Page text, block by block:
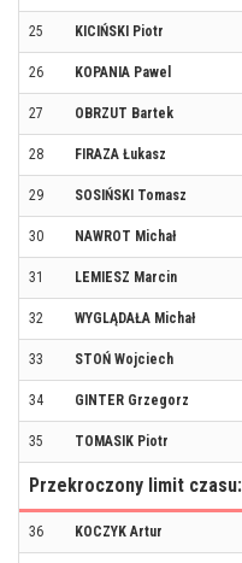
25 KICIŃSKI Piotr
26 KOPANIA Pawel
27 OBRZUT Bartek
28 FIRAZA Łukasz
29 SOSIŃSKI Tomasz
30 NAWROT Michał
31 LEMIESZ Marcin
32 WYGLĄDAŁA Michał
33 STOŃ Wojciech
34 GINTER Grzegorz
35 TOMASIK Piotr
Przekroczony limit
36 KOCZYK Artur